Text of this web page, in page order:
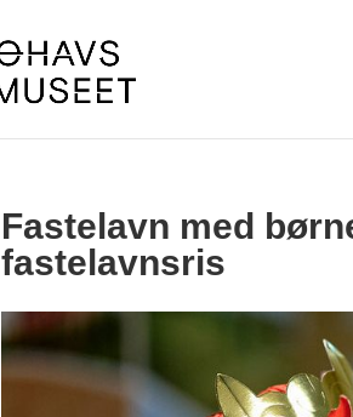
Fastelavn med
fastelavnsris